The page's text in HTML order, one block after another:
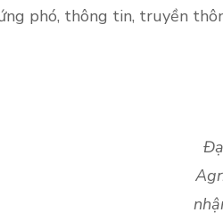
phó, thông tin, truyền